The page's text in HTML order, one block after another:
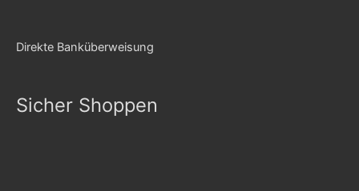
Direkte Banküberweisung
Sicher Shoppen